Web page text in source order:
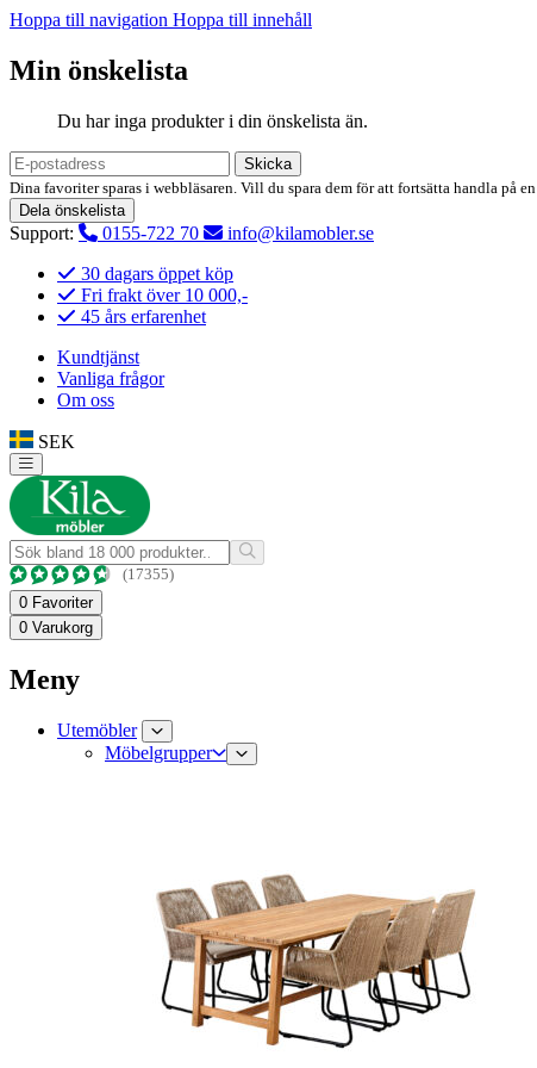
Hoppa till navigation Hoppa till innehåll
Min önskelista
Du har inga produkter i din önskelista än.
Skicka
Dina favoriter sparas i webbläsaren. Vill du spara dem för att fortsätta handla
Dela önskelista
Support: 0155-722 70
info@kilamobler.se
30 dagars öppet köp
Fri frakt över 10 000,-
45 års erfarenhet
Kundtjänst
Vanliga frågor
Om oss
SEK
(17355)
0 Favoriter
0 Varukorg
Meny
Utemöbler
Möbelgrupper